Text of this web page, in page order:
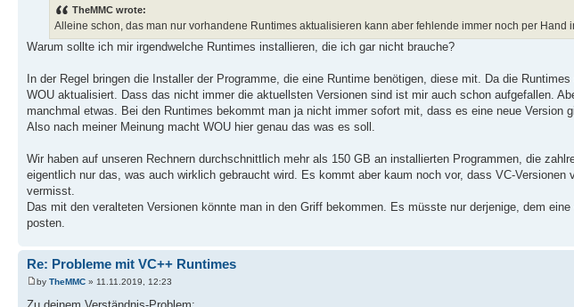
TheMMC wrote:
Alleine schon, das man nur vorhandene Runtimes aktualisieren kann aber fehlende immer noch per Hand
Warum sollte ich mir irgendwelche Runtimes installieren, die ich gar nicht brauche?
In der Regel bringen die Installer der Programme, die eine Runtime benötigen, diese mit. Da die
WOU aktualisiert. Dass das nicht immer die aktuellsten Versionen sind ist mir auch schon aufgefallen.
manchmal etwas. Bei den Runtimes bekommt man ja nicht immer sofort mit, dass es eine neue Version
Also nach meiner Meinung macht WOU hier genau das was es soll.
Wir haben auf unseren Rechnern durchschnittlich mehr als 150 GB an installierten Programmen, die
eigentlich nur das, was auch wirklich gebraucht wird. Es kommt aber kaum noch vor, dass VC-
vermisst.
Das mit den veralteten Versionen könnte man in den Griff bekommen. Es müsste nur derjenige, dem
posten.
Re: Probleme mit VC++ Runtimes
by TheMMC » 11.11.2019, 12:23